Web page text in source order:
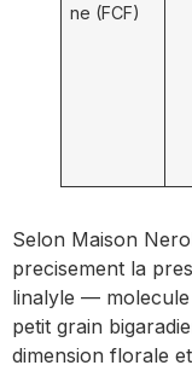
ne (FCF)
Selon Maison
precisement la
linalyle — molecule
petit grain
dimension florale